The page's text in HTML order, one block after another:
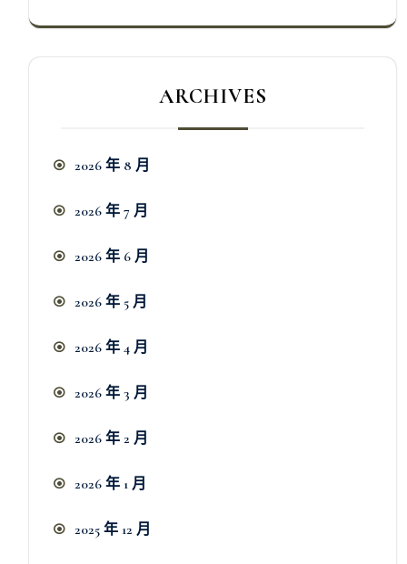
ARCHIVES
2026 年 8 月
2026 年 7 月
2026 年 6 月
2026 年 5 月
2026 年 4 月
2026 年 3 月
2026 年 2 月
2026 年 1 月
2025 年 12 月